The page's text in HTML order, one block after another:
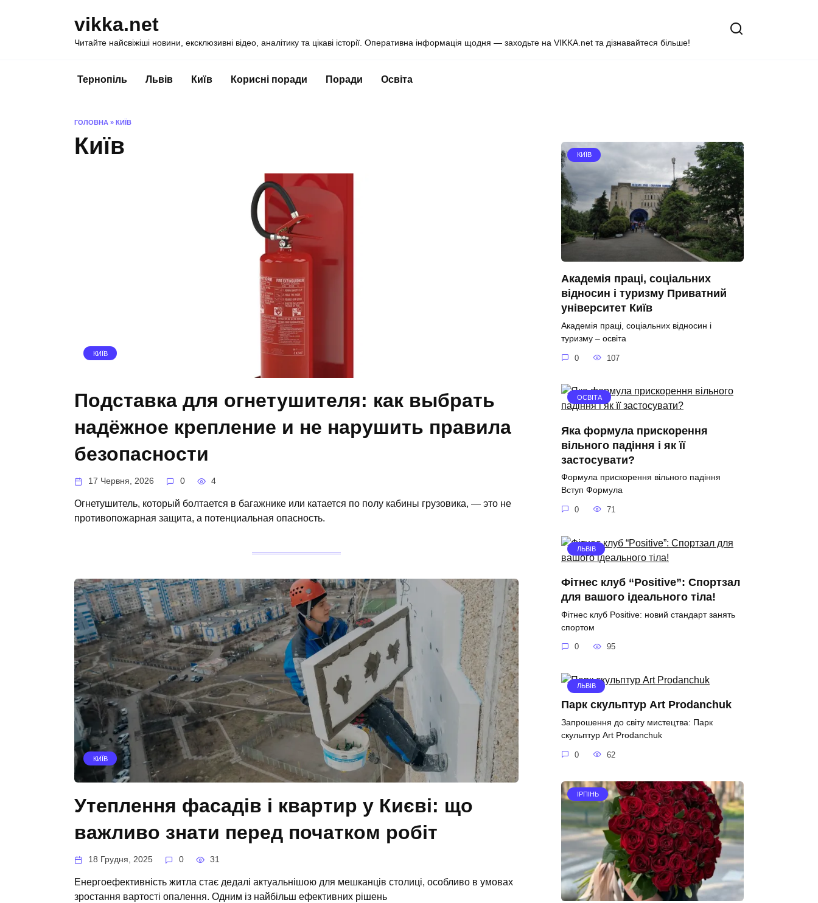
vikka.net
Читайте найсвіжіші новини, ексклюзивні відео, аналітику та цікаві історії. Оперативна інформація щодня — заходьте на VIKKA.net та дізнавайтеся більше!
Тернопіль Львів Київ Корисні поради Поради Освіта
ГОЛОВНА » КИЇВ
Київ
КИЇВ
Подставка для огнетушителя: как выбрать
надёжное крепление и не нарушить правила
безопасности
17 Червня, 2026 0 4
Огнетушитель, который болтается в багажнике или катается по полу кабины грузовика, — это не
противопожарная защита, а потенциальная опасность.
КИЇВ
Утеплення фасадів і квартир у Києві: що
важливо знати перед початком робіт
18 Грудня, 2025 0 31
Енергоефективність житла стає дедалі актуальнішою для мешканців столиці, особливо в умовах
зростання вартості опалення. Одним із найбільш ефективних рішень
КИЇВ
Академія праці, соціальних
відносин і туризму Приватний
університет Київ
Академія праці, соціальних відносин і
туризму – освіта
0 107
ОСВІТА
Яка формула прискорення
вільного падіння і як її
застосувати?
Формула прискорення вільного падіння
Вступ Формула
0 71
ЛЬВІВ
Фітнес клуб “Positive”: Спортзал
для вашого ідеального тіла!
Фітнес клуб Positive: новий стандарт занять
спортом
0 95
ЛЬВІВ
Парк скульптур Art Prodanchuk
Запрошення до світу мистецтва: Парк
скульптур Art Prodanchuk
0 62
ІРПІНЬ